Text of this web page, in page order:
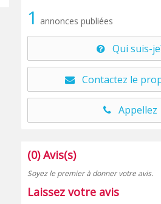
1 annonces publiées
Qui suis-
Contactez le
Appellez
(0) Avis(s)
Soyez le premier à donner votre avis.
Laissez votre avis